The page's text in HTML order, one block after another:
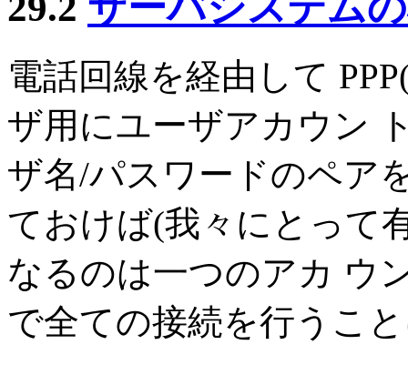
電話回線を経由して
ザ用にユーザアカウン
ザ名/パスワードのペア
ておけば(我々にとって
なるのは一つのアカ ウ
で全ての接続を行うこ